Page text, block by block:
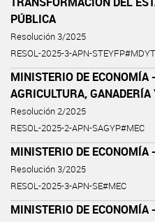
PÚBLICA
Resolución 3/2025
RESOL-2025-3-APN-
MINISTERIO DE ECONOMÍA
AGRICULTURA, GANADERÍA
Resolución 2/2025
RESOL-2025-2-APN-SAGYP#MEC
MINISTERIO DE ECONOMÍA
Resolución 3/2025
RESOL-2025-3-APN-SE#MEC
MINISTERIO DE ECONOMÍA